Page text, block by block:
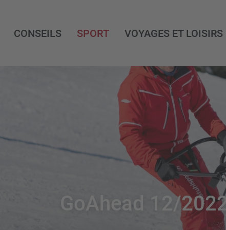
CONSEILS SPORT VOYAGES ET LOISIRS
GoAhead 12/2022